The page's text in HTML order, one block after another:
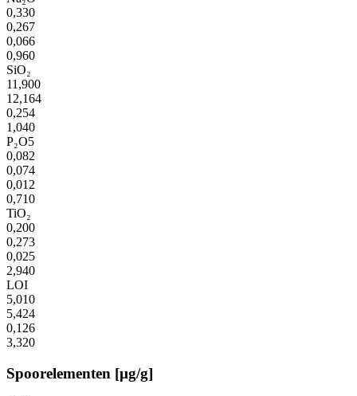
0,330
0,267
0,066
0,960
SiO₂
11,900
12,164
0,254
1,040
P₂O5
0,082
0,074
0,012
0,710
TiO₂
0,200
0,273
0,025
2,940
LOI
5,010
5,424
0,126
3,320
Spoorelementen [µg/g]